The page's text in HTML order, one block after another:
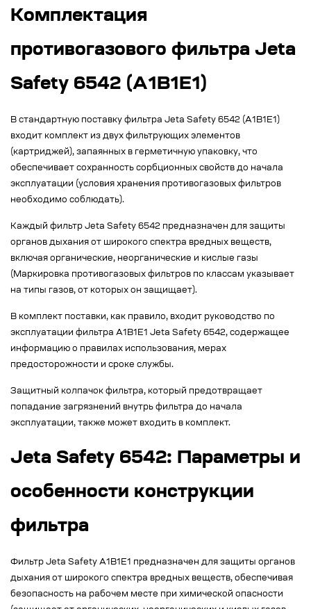
Комплектация
противогазового фильтра Jeta
Safety 6542 (A1B1E1)
В стандартную поставку фильтра Jeta Safety 6542 (A1B1E1)
входит комплект из двух фильтрующих элементов
(картриджей), запаянных в герметичную упаковку, что
обеспечивает сохранность сорбционных свойств до начала
эксплуатации (условия хранения противогазовых фильтров
необходимо соблюдать).
Каждый фильтр Jeta Safety 6542 предназначен для защиты
органов дыхания от широкого спектра вредных веществ,
включая органические, неорганические и кислые газы
(Маркировка противогазовых фильтров по классам указывает
на типы газов, от которых он защищает).
В комплект поставки, как правило, входит руководство по
эксплуатации фильтра A1B1E1 Jeta Safety 6542, содержащее
информацию о правилах использования, мерах
предосторожности и сроке службы.
Защитный колпачок фильтра, который предотвращает
попадание загрязнений внутрь фильтра до начала
эксплуатации, также может входить в комплект.
Jeta Safety 6542: Параметры и
особенности конструкции
фильтра
Фильтр Jeta Safety A1B1E1 предназначен для защиты органов
дыхания от широкого спектра вредных веществ, обеспечивая
безопасность на рабочем месте при химической опасности